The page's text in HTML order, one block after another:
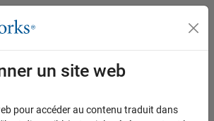
un site web
pour accéder au contenu traduit dans